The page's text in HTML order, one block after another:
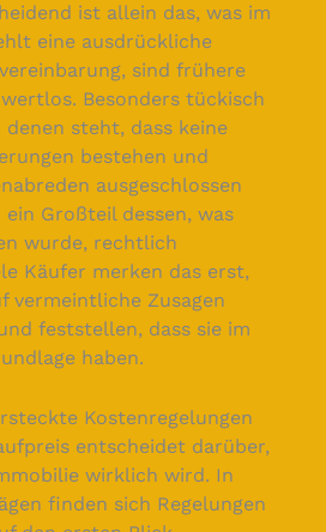
ist allein das, was im
eine ausdrückliche
sind frühere
Besonders tückisch
denen steht, dass keine
bestehen und
ausgeschlossen
Großteil dessen, was
wurde, rechtlich
Käufer merken das erst,
vermeintliche Zusagen
feststellen, dass sie im
haben.
Kostenregelungen
entscheidet darüber,
wirklich wird. In
finden sich Regelungen